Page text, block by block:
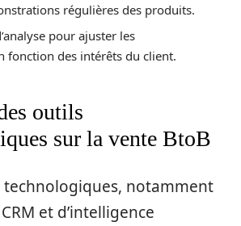
régulières des produits.
pour ajuster les
fonction des intérêts du client.
outils
sur la vente BtoB
technologiques, notamment
et d’intelligence